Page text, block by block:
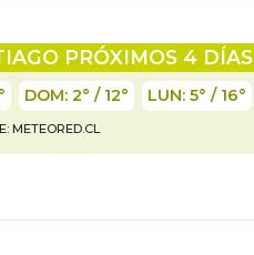
PRÓXIMOS 4 DÍAS
DOM: 2° / 12° LUN: 5° / 16°
METEORED.CL